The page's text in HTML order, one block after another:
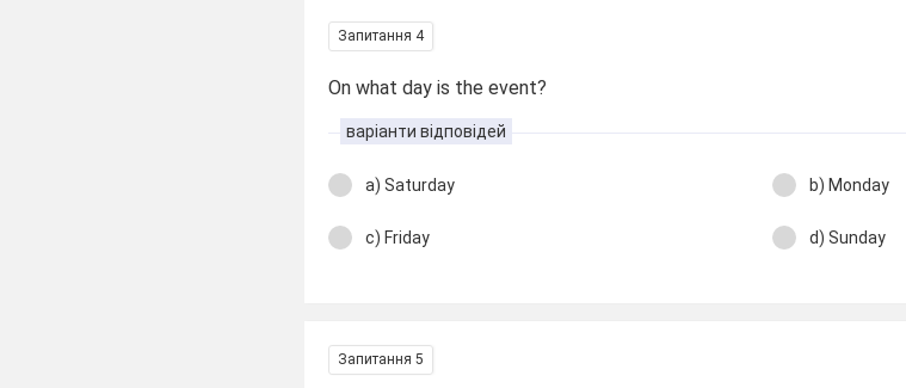
Запитання 4
On what day is the event?
варіанти відповідей
a) Saturday b) Monday
c) Friday d) Sunday
Запитання 5